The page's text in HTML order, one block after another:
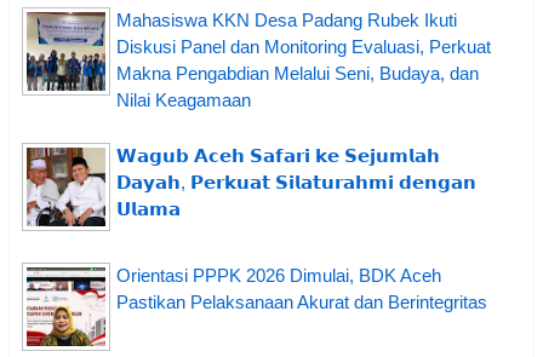
Mahasiswa KKN Desa Padang Rubek Ikuti
Diskusi Panel dan Monitoring Evaluasi, Perkuat
Makna Pengabdian Melalui Seni, Budaya, dan
Nilai Keagamaan
𝗪𝗮𝗴𝘂𝗯 𝗔𝗰𝗲𝗵 𝗦𝗮𝗳𝗮𝗿𝗶 𝗸𝗲 𝗦𝗲𝗷𝘂𝗺𝗹𝗮𝗵
𝗗𝗮𝘆𝗮𝗵, 𝗣𝗲𝗿𝗸𝘂𝗮𝘁 𝗦𝗶𝗹𝗮𝘁𝘂𝗿𝗮𝗵𝗺𝗶 𝗱𝗲𝗻𝗴𝗮𝗻
𝗨𝗹𝗮𝗺𝗮
Orientasi PPPK 2026 Dimulai, BDK Aceh
Pastikan Pelaksanaan Akurat dan Berintegritas